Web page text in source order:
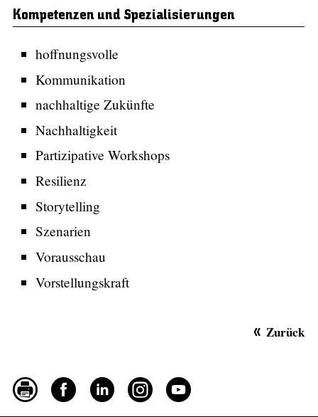
Kompetenzen und Spezialisierungen
hoffnungsvolle
Kommunikation
nachhaltige Zukünfte
Nachhaltigkeit
Partizipative Workshops
Resilienz
Storytelling
Szenarien
Vorausschau
Vorstellungskraft
Zurück